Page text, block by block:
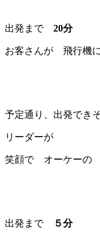
出発まで 20分
お客さんが 飛行機
予定通り、出発でき
リーダーが
笑顔で オーケーの
出発まで ５分